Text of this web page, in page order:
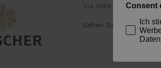
Via delle Dolomiti, 17,
Gehen Sie zum
Consent
Ich